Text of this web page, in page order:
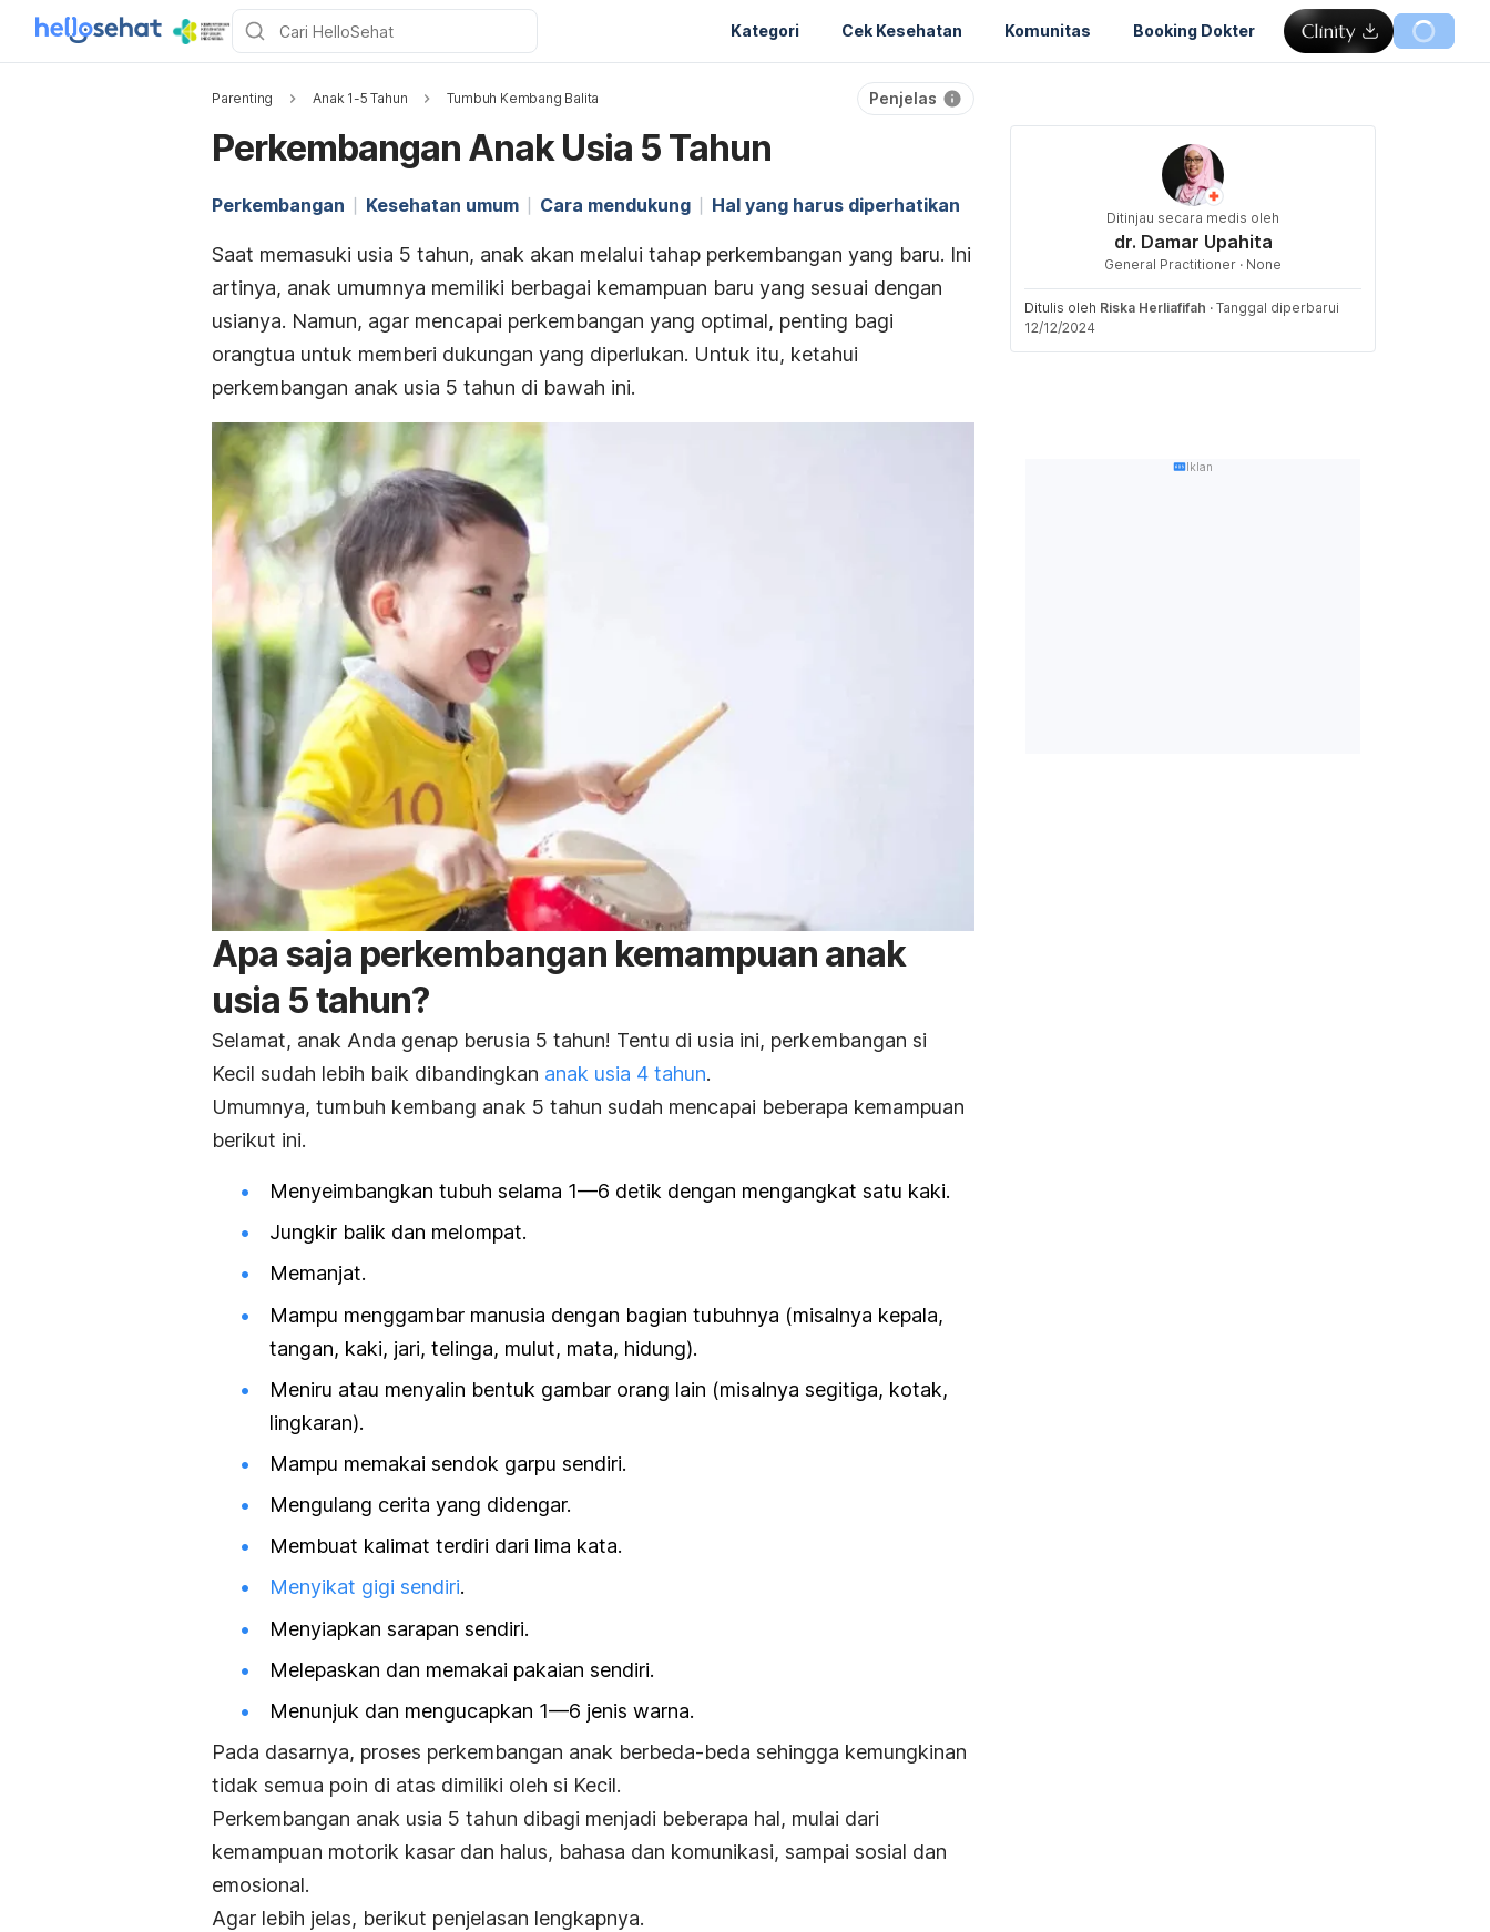
Kategori Cek Kesehatan Komunitas Booking Dokter
Parenting Anak 1-5 Tahun Tumbuh Kembang Balita Penjelas
Perkembangan Anak Usia 5 Tahun
Perkembangan Kesehatan umum Cara mendukung Hal yang harus diperhatikan
Saat memasuki usia 5 tahun, anak akan melalui tahap perkembangan yang baru. Ini
artinya, anak umumnya memiliki berbagai kemampuan baru yang sesuai dengan
usianya. Namun, agar mencapai perkembangan yang optimal, penting bagi
orangtua untuk memberi dukungan yang diperlukan. Untuk itu, ketahui
perkembangan anak usia 5 tahun di bawah ini.
Apa saja perkembangan kemampuan anak
usia 5 tahun?
Selamat, anak Anda genap berusia 5 tahun! Tentu di usia ini, perkembangan si
Kecil sudah lebih baik dibandingkan anak usia 4 tahun.
Umumnya, tumbuh kembang anak 5 tahun sudah mencapai beberapa kemampuan
berikut ini.
Menyeimbangkan tubuh selama 1—6 detik dengan mengangkat satu kaki.
Jungkir balik dan melompat.
Memanjat.
Mampu menggambar manusia dengan bagian tubuhnya (misalnya kepala,
tangan, kaki, jari, telinga, mulut, mata, hidung).
Meniru atau menyalin bentuk gambar orang lain (misalnya segitiga, kotak,
lingkaran).
Mampu memakai sendok garpu sendiri.
Mengulang cerita yang didengar.
Membuat kalimat terdiri dari lima kata.
Menyikat gigi sendiri.
Menyiapkan sarapan sendiri.
Melepaskan dan memakai pakaian sendiri.
Menunjuk dan mengucapkan 1—6 jenis warna.
Pada dasarnya, proses perkembangan anak berbeda-beda sehingga kemungkinan
tidak semua poin di atas dimiliki oleh si Kecil.
Perkembangan anak usia 5 tahun dibagi menjadi beberapa hal, mulai dari
kemampuan motorik kasar dan halus, bahasa dan komunikasi, sampai sosial dan
emosional.
Agar lebih jelas, berikut penjelasan lengkapnya.
Ditinjau secara medis oleh
dr. Damar Upahita
General Practitioner · None
Ditulis oleh Riska Herliafifah · Tanggal diperbarui
12/12/2024
Iklan